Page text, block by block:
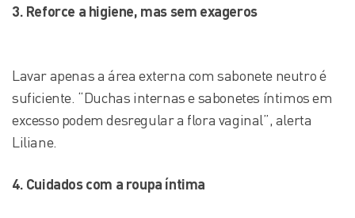
3. Reforce a higiene, mas sem exageros
Lavar apenas a área externa com sabonete neutro é
suficiente. “Duchas internas e sabonetes íntimos em
excesso podem desregular a flora vaginal”, alerta
Liliane.
4. Cuidados com a roupa íntima